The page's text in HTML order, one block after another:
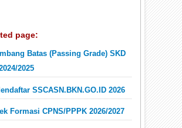
page:
Batas (Passing Grade) SKD
2025
SSCASN.BKN.GO.ID 2026
Formasi CPNS/PPPK 2026/2027